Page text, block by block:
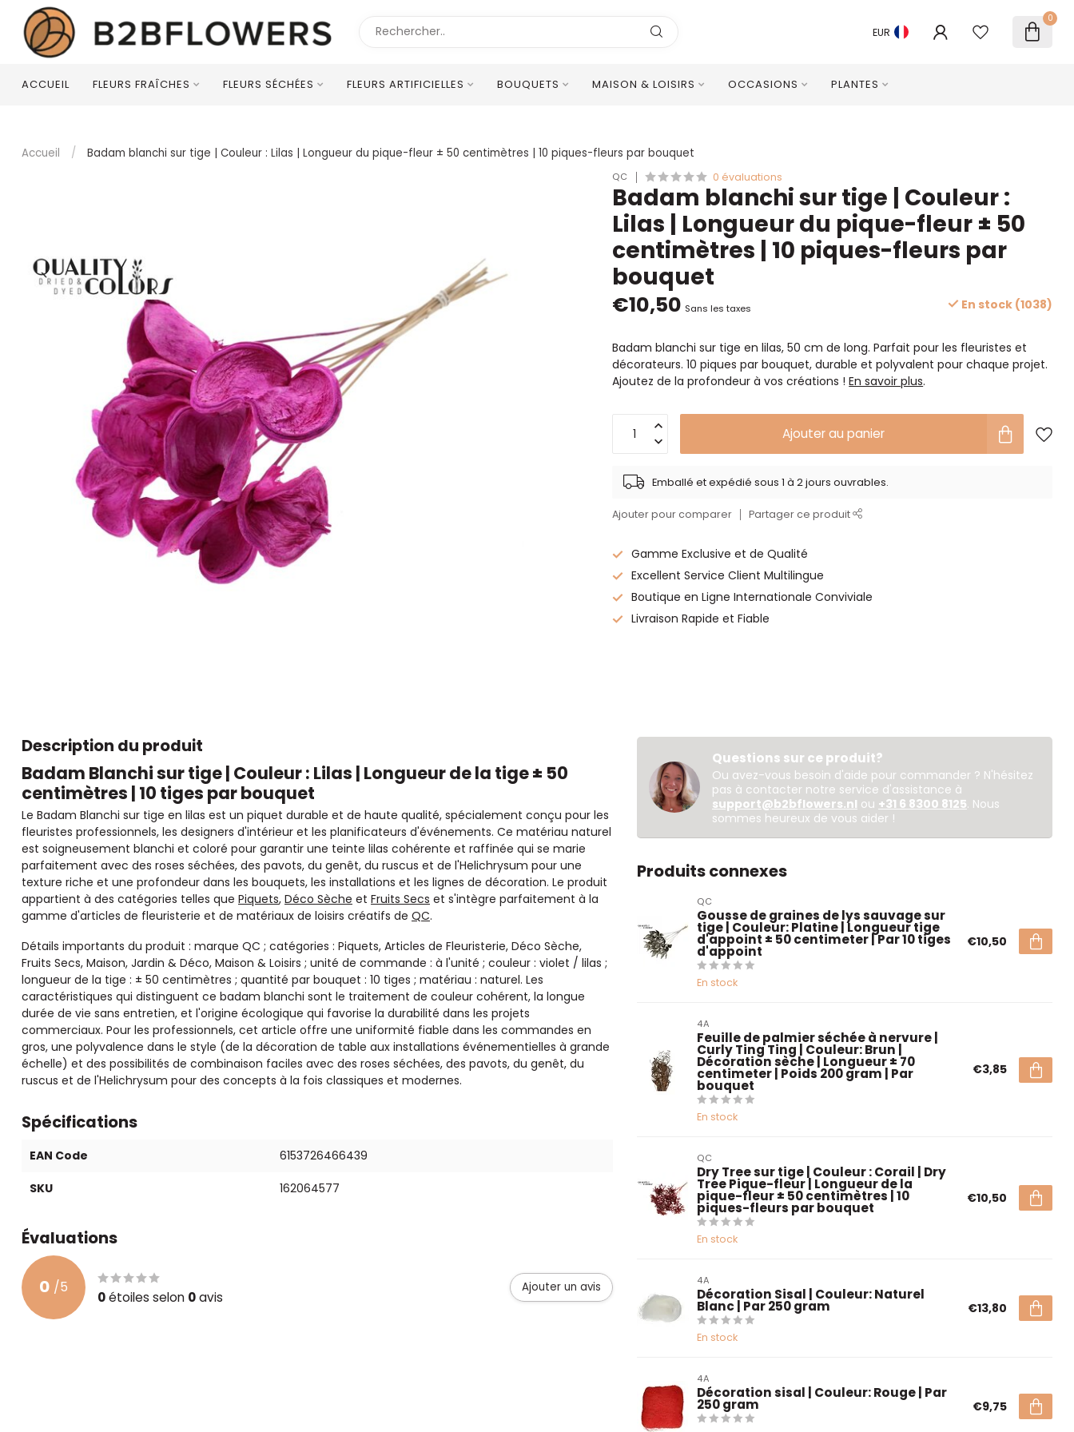
EUR
0
ACCUEIL FLEURS FRAÎCHES FLEURS SÉCHÉES FLEURS ARTIFICIELLES BOUQUETS MAISON & LOISIRS OCCASIONS PLANTES
Accueil / Badam blanchi sur tige | Couleur : Lilas | Longueur du pique-fleur ± 50 centimètres | 10 piques-fleurs par bouquet
QC 0 évaluations
Badam blanchi sur tige | Couleur :
Lilas | Longueur du pique-fleur ± 50
centimètres | 10 piques-fleurs par
bouquet
€10,50 Sans les taxes En stock (1038)
Badam blanchi sur tige en lilas, 50 cm de long. Parfait pour les fleuristes et
décorateurs. 10 piques par bouquet, durable et polyvalent pour chaque projet.
Ajoutez de la profondeur à vos créations !En savoir plus.
Ajouter au panier
Emballé et expédié sous 1 à 2 jours ouvrables.
Ajouter pour comparer Partager ce produit
Gamme Exclusive et de Qualité
Excellent Service Client Multilingue
Boutique en Ligne Internationale Conviviale
Livraison Rapide et Fiable
Description du produit
Badam Blanchi sur tige | Couleur : Lilas | Longueur de la tige ± 50
centimètres | 10 tiges par bouquet
Le Badam Blanchi sur tige en lilas est un piquet durable et de haute qualité, spécialement conçu pour les
fleuristes professionnels, les designers d'intérieur et les planificateurs d'événements. Ce matériau naturel
est soigneusement blanchi et coloré pour garantir une teinte lilas cohérente et raffinée qui se marie
parfaitement avec des roses séchées, des pavots, du genêt, du ruscus et de l'Helichrysum pour une
texture riche et une profondeur dans les bouquets, les installations et les lignes de décoration. Le produit
appartient à des catégories telles que Piquets, Déco Sèche et Fruits Secs et s'intègre parfaitement à la
gamme d'articles de fleuristerie et de matériaux de loisirs créatifs de QC.
Détails importants du produit : marque QC ; catégories : Piquets, Articles de Fleuristerie, Déco Sèche,
Fruits Secs, Maison, Jardin & Déco, Maison & Loisirs ; unité de commande : à l'unité ; couleur : violet / lilas ;
longueur de la tige : ± 50 centimètres ; quantité par bouquet : 10 tiges ; matériau : naturel. Les
caractéristiques qui distinguent ce badam blanchi sont le traitement de couleur cohérent, la longue
durée de vie sans entretien, et l'origine écologique qui favorise la durabilité dans les projets
commerciaux. Pour les professionnels, cet article offre une uniformité fiable dans les commandes en
gros, une polyvalence dans le style (de la décoration de table aux installations événementielles à grande
échelle) et des possibilités de combinaison faciles avec des roses séchées, des pavots, du genêt, du
ruscus et de l'Helichrysum pour des concepts à la fois classiques et modernes.
Spécifications
EAN Code 6153726466439
SKU 162064577
Évaluations
0 /5
0étoiles selon 0avis
Ajouter un avis
Questions sur ce produit?
Ou avez-vous besoin d'aide pour commander ? N'hésitez
pas à contacter notre service d'assistance à
support@b2bflowers.nl ou +31 6 8300 8125. Nous
sommes heureux de vous aider !
Produits connexes
QC
Gousse de graines de lys sauvage sur
tige | Couleur: Platine | Longueur tige
d'appoint ± 50 centimeter | Par 10 tiges
d'appoint
En stock
€10,50
4A
Feuille de palmier séchée à nervure |
Curly Ting Ting | Couleur: Brun |
Décoration sèche | Longueur ± 70
centimeter | Poids 200 gram | Par
bouquet
En stock
€3,85
QC
Dry Tree sur tige | Couleur : Corail | Dry
Tree Pique-fleur | Longueur de la
pique-fleur ± 50 centimètres | 10
piques-fleurs par bouquet
En stock
€10,50
4A
Décoration Sisal | Couleur: Naturel
Blanc | Par 250 gram
En stock
€13,80
4A
Décoration sisal | Couleur: Rouge | Par
250 gram €9,75